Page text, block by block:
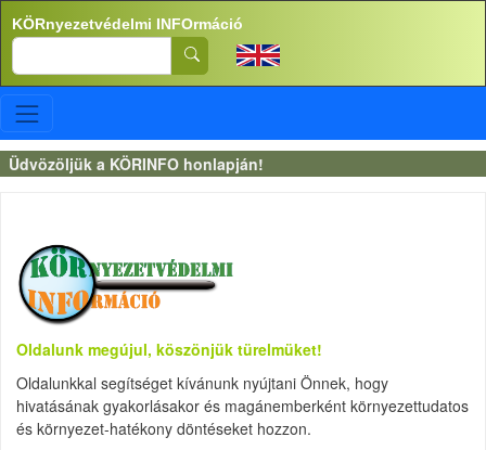
Ugrás a tartalomra
KÖRnyezetvédelmi INFOrmáció
Search
Üdvözöljük a KÖRINFO honlapján!
Oldalunk megújul, köszönjük türelmüket!
Oldalunkkal segítséget kívánunk nyújtani Önnek, hogy
hivatásának gyakorlásakor és magánemberként környezettudatos
és környezet-hatékony döntéseket hozzon.